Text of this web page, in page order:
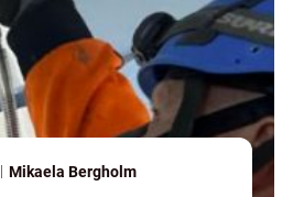
Mikaela Bergholm